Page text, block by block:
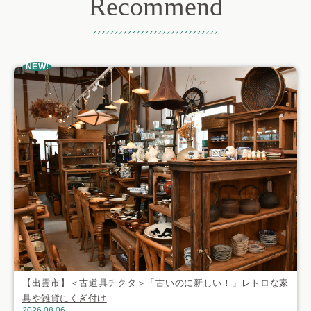
Recommend
NEW!
【出雲市】＜古道具チクタ＞「古いのに新しい！」レトロな家
具や雑貨にくぎ付け